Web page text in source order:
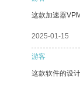
这款加速器
2025-01-15
游客
这款软件的设